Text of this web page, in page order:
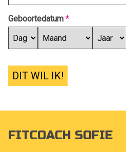
Geboortedatum *
DIT WIL IK!
FITCOACH SOFIE